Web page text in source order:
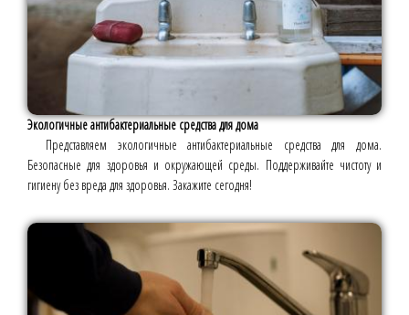
Экологичные антибактериальные средства для дома
Представляем экологичные антибактериальные средства для дома.
Безопасные для здоровья и окружающей среды. Поддерживайте чистоту и
гигиену без вреда для здоровья. Закажите сегодня!